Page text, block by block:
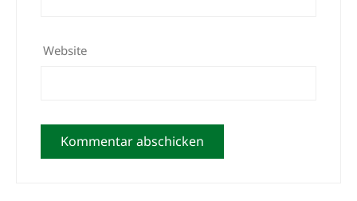
Website